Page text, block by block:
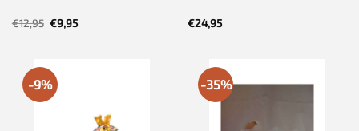
€12,95 Oorspronkelijke
prijs
€9,95Huidige €24,95
-9% -35%